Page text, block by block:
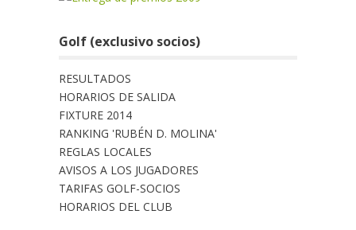
Golf (exclusivo socios)
RESULTADOS
HORARIOS DE SALIDA
FIXTURE 2014
RANKING 'RUBÉN D. MOLINA'
REGLAS LOCALES
AVISOS A LOS JUGADORES
TARIFAS GOLF-SOCIOS
HORARIOS DEL CLUB